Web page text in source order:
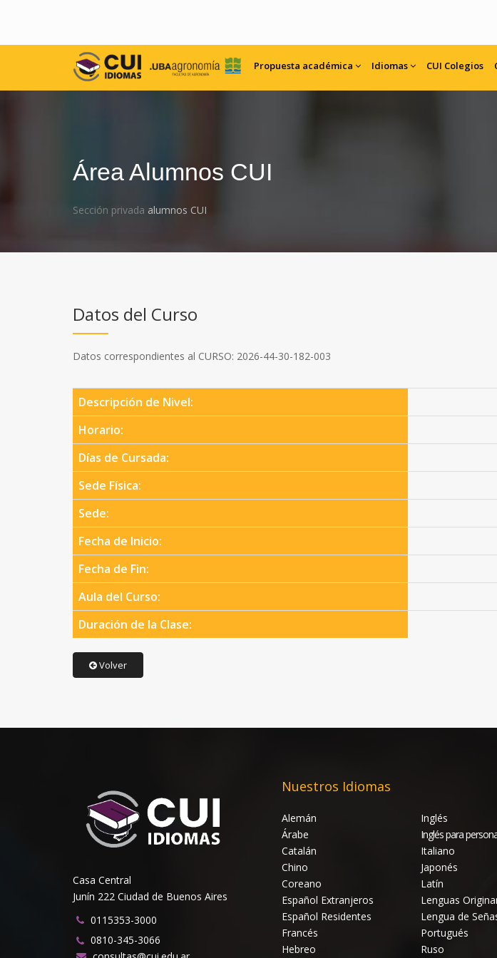
Propuesta académica Idiomas CUI Colegios
Área Alumnos CUI
Sección privada alumnos CUI
Datos del Curso
Datos correspondientes al CURSO: 2026-44-30-182-003
Descripción de Nivel:
Horario:
Días de Cursada:
Sede Física:
Sede:
Fecha de Inicio:
Fecha de Fin:
Aula del Curso:
Duración de la Clase:
Volver
Casa Central
Junín 222 Ciudad de Buenos Aires
0115353-3000
0810-345-3066
Nuestros Idiomas
Alemán
Árabe
Catalán
Chino
Coreano
Español Extranjeros
Español Residentes
Francés
Hebreo
Inglés
Inglés para
Italiano
Japonés
Latín
Lenguas
Lengua de
Portugués
Ruso